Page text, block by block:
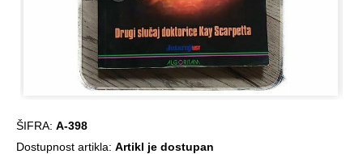
ŠIFRA: A-398
Dostupnost artikla: Artikl je dostupan